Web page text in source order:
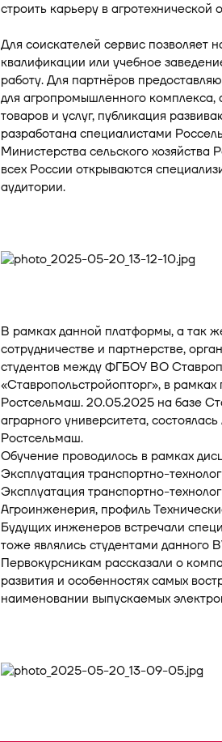
строить карьеру в агротехнической
Для соискателей сервис позволяет
квалификации или учебное
работу. Для партнёров
для агропромышленного
товаров и услуг, публикация
разработана специалистами
Министерства сельского
всех России открываются
аудитории.
В рамках данной платформы, а так
сотрудничестве и партнерстве,
студентов между ФГБОУ ВО
«Ставропольстройопторг», в
Ростсельмаш. 20.05.2025 на базе
аграрного университета,
Ростсельмаш.
Обучение проводилось в рамках
Эксплуатация транспортно-
Эксплуатация транспортно-
Агроинженерия, профиль
Будущих инженеров встречали
тоже являлись студентами данного
Первокурсникам рассказали о
развития и особенностях самых
наименовании выпускаемых